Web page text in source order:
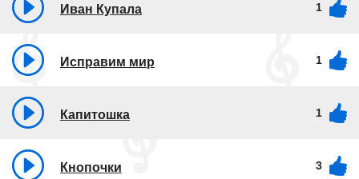
Иван Купала 1
Исправим мир 1
Капитошка 1
Кнопочки 3